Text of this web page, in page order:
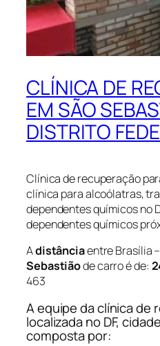
CLÍNICA DE
EM SÃO
DISTRITO
Clínica de recuperação
clínica para alcoólatras,
dependentes químicos no
dependentes químicos
Adistânciaentre Brasília –
Sebastiãode carro é de:
463
A equipe da clínica de
localizada no DF,
composta por: